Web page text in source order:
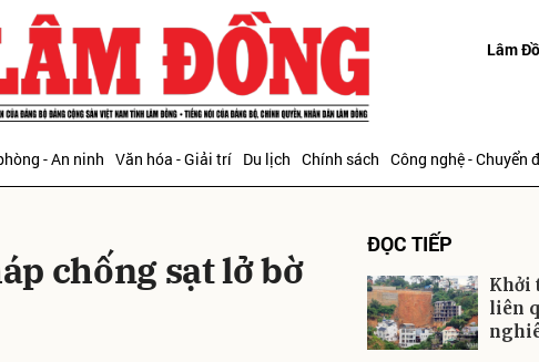
Lâm
- An ninh Văn hóa - Giải trí Du lịch Chính sách Công nghệ - Chuyển
chống sạt lở bờ
ĐỌC TIẾP
Khởi
liên